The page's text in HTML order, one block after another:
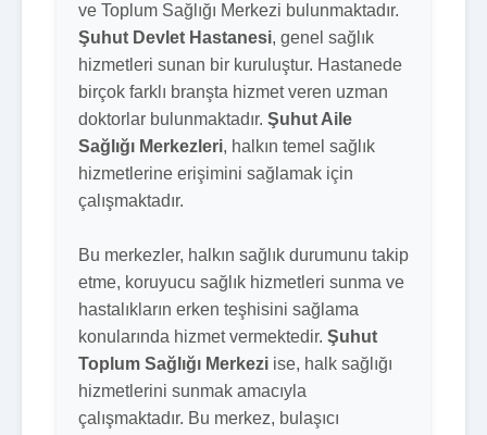
ve Toplum Sağlığı Merkezi bulunmaktadır.
Şuhut Devlet Hastanesi, genel sağlık
hizmetleri sunan bir kuruluştur. Hastanede
birçok farklı branşta hizmet veren uzman
doktorlar bulunmaktadır. Şuhut Aile
Sağlığı Merkezleri, halkın temel sağlık
hizmetlerine erişimini sağlamak için
çalışmaktadır.
Bu merkezler, halkın sağlık durumunu takip
etme, koruyucu sağlık hizmetleri sunma ve
hastalıkların erken teşhisini sağlama
konularında hizmet vermektedir. Şuhut
Toplum Sağlığı Merkezi ise, halk sağlığı
hizmetlerini sunmak amacıyla
çalışmaktadır. Bu merkez, bulaşıcı